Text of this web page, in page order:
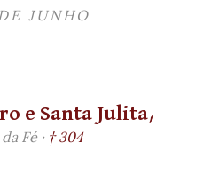
JUNHO
e Santa Julita,
Fé · † 304